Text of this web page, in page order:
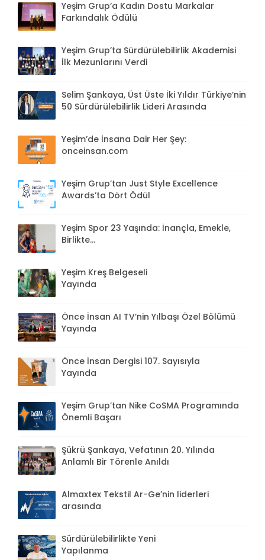
Yeşim Grup’a Kadın Dostu Markalar
Farkındalık Ödülü
Yeşim Grup’ta Sürdürülebilirlik Akademisi
İlk Mezunlarını Verdi
Selim Şankaya, Üst Üste İki Yıldır Türkiye’nin
50 Sürdürülebilirlik Lideri Arasında
Yeşim’de İnsana Dair Her Şey:
onceinsan.com
Yeşim Grup’tan Just Style Excellence
Awards’ta Dört Ödül
Yeşim Spor 23 Yaşında: İnançla, Emekle,
Birlikte...
Yeşim Kreş Belgeseli
Yayında
Önce İnsan AI TV’nin Yılbaşı Özel Bölümü
Yayında
Önce İnsan Dergisi 107. Sayısıyla
Yayında
Yeşim Grup’tan Nike CoSMA Programında
Önemli Başarı
Şükrü Şankaya, Vefatının 20. Yılında
Anlamlı Bir Törenle Anıldı
Almaxtex Tekstil Ar-Ge’nin liderleri
arasında
Sürdürülebilirlikte Yeni
Yapılanma